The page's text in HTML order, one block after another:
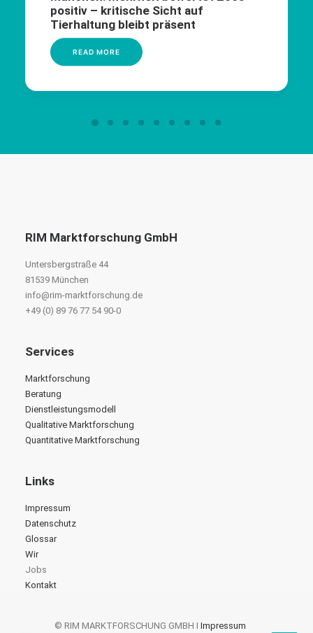
positiv – kritische Sicht auf
Tierhaltung bleibt präsent
READ MORE
RIM Marktforschung GmbH
Untersbergstraße 44
81539 München
info@rim-marktforschung.de
+49 (0) 89 76 77 54 90-0
Services
Marktforschung
Beratung
Dienstleistungsmodell
Qualitative Marktforschung
Quantitative Marktforschung
Links
Impressum
Datenschutz
Glossar
Wir
Jobs
Kontakt
© RIM MARKTFORSCHUNG GMBH I Impressum